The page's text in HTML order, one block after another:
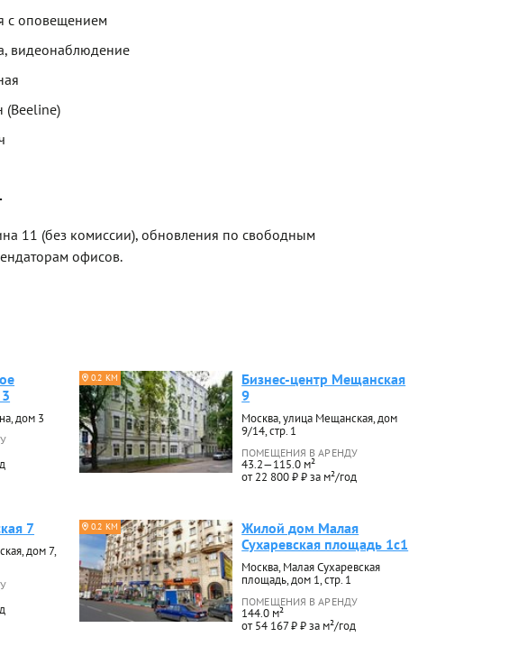
с оповещением
видеонаблюдение
(Beeline)
11 (без комиссии), обновления по свободным
офисов.
дом 3
0.2 КМ
Бизнес-центр Мещанская
9
Москва, улица Мещанская, дом
9/14, стр. 1
ПОМЕЩЕНИЯ В АРЕНДУ
43.2—115.0 м²
от 22 800 ₽ ₽ за м²/год
7
дом 7,
0.2 КМ
Жилой дом Малая
Сухаревская площадь 1с1
Москва, Малая Сухаревская
площадь, дом 1, стр. 1
ПОМЕЩЕНИЯ В АРЕНДУ
144.0 м²
от 54 167 ₽ ₽ за м²/год